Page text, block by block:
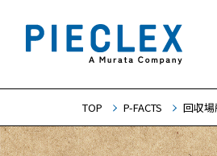
TOP P-FACTS 回収